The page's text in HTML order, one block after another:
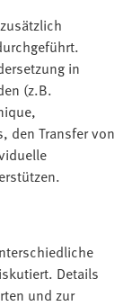
in
(z.B.
den Transfer von
Details
und zur